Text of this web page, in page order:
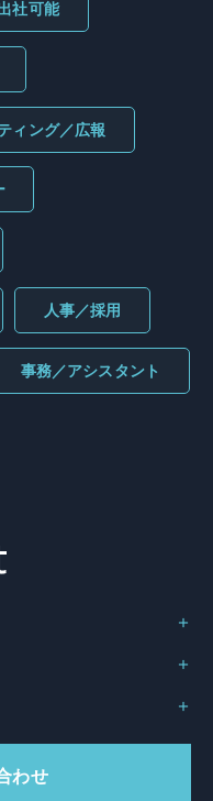
社可能
ィング／広報
人事／採用
事務／アシスタント
わせ